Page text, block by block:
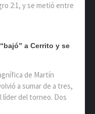
2:1, y se metió entre
a Cerrito y se
de Martín
a sumar de a tres,
líder del torneo. Dos